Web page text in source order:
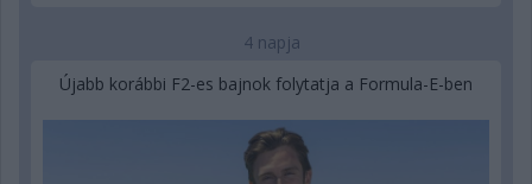
4 napja
Újabb korábbi F2-es bajnok folytatja a Formula-E-ben